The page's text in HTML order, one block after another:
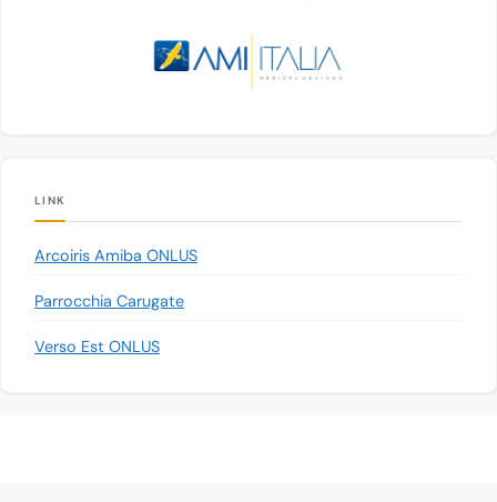
LINK
Arcoiris Amiba ONLUS
Parrocchia Carugate
Verso Est ONLUS